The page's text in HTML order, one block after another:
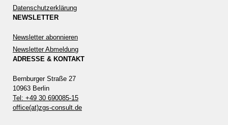
Datenschutzerklärung
NEWSLETTER
Newsletter abonnieren
Newsletter Abmeldung
ADRESSE & KONTAKT
Bernburger Straße 27
10963 Berlin
Tel: +49 30 690085-15
office(at)zgs-consult.de